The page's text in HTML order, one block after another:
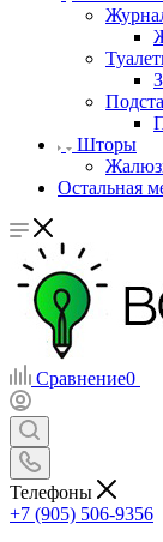
Шторы
Остальная
Сравнение0
Телефоны
+7 (905) 506-9356